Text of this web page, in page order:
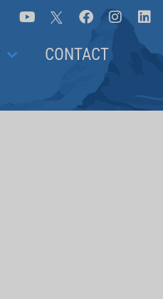
CONTACT